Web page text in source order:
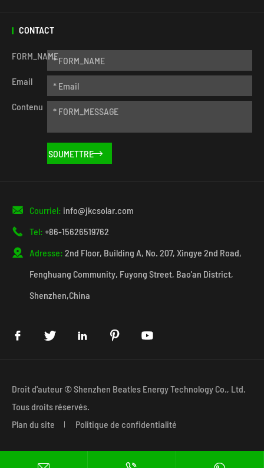
CONTACT
FORM_NAME
Email
Contenu

 Courriel: info@jkcsolar.com
 Tel: +86-15626519762
 Adresse: 2nd Floor, Building A, No. 207, Xingye 2nd Road,
Fenghuang Community, Fuyong Street, Bao'an District,
Shenzhen,China
    
Droit d'auteur © Shenzhen Beatles Energy Technology Co., Ltd.
Tous droits réservés.
Plan du site
Politique de confidentialité